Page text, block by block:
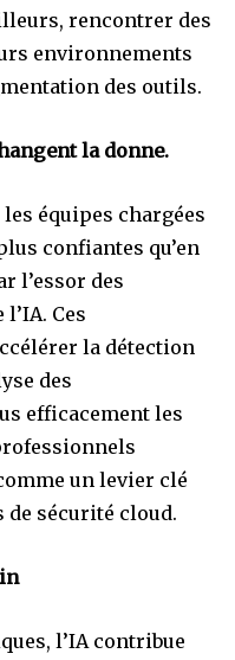
rencontrer des
environnements
des outils.
la donne.
équipes chargées
confiantes qu’en
l’essor des
Ces
la détection
des
efficacement les
un levier clé
sécurité cloud.
l’IA contribue